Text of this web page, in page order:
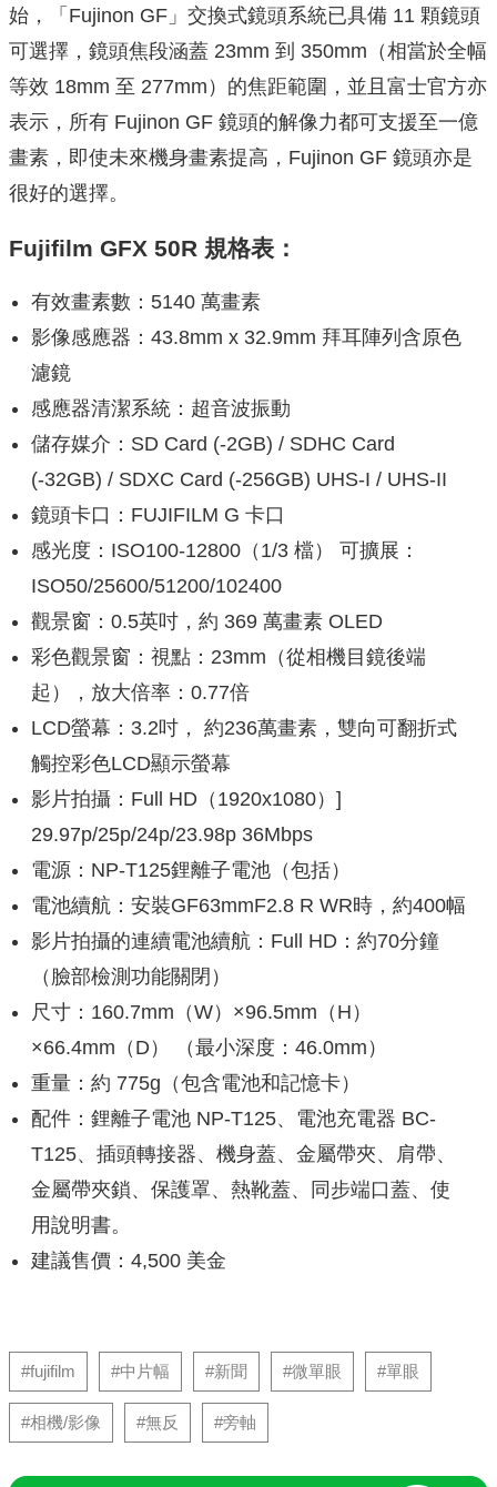
始，「Fujinon GF」交換式鏡頭系統已具備 11 顆鏡頭
可選擇，鏡頭焦段涵蓋 23mm 到 350mm（相當於全幅
等效 18mm 至 277mm）的焦距範圍，並且富士官方亦
表示，所有 Fujinon GF 鏡頭的解像力都可支援至一億
畫素，即使未來機身畫素提高，Fujinon GF 鏡頭亦是
很好的選擇。
Fujifilm GFX 50R 規格表：
有效畫素數：5140 萬畫素
影像感應器：43.8mm x 32.9mm 拜耳陣列含原色
濾鏡
感應器清潔系統：超音波振動
儲存媒介：SD Card (-2GB) / SDHC Card
(-32GB) / SDXC Card (-256GB) UHS-I / UHS-II
鏡頭卡口：FUJIFILM G 卡口
感光度：ISO100-12800（1/3 檔） 可擴展：
ISO50/25600/51200/102400
觀景窗：0.5英吋，約 369 萬畫素 OLED
彩色觀景窗：視點：23mm（從相機目鏡後端
起），放大倍率：0.77倍
LCD螢幕：3.2吋， 約236萬畫素，雙向可翻折式
觸控彩色LCD顯示螢幕
影片拍攝：Full HD（1920x1080）]
29.97p/25p/24p/23.98p 36Mbps
電源：NP-T125鋰離子電池（包括）
電池續航：安裝GF63mmF2.8 R WR時，約400幅
影片拍攝的連續電池續航：Full HD：約70分鐘
（臉部檢測功能關閉）
尺寸：160.7mm（W）×96.5mm（H）
×66.4mm（D） （最小深度：46.0mm）
重量：約 775g（包含電池和記憶卡）
配件：鋰離子電池 NP-T125、電池充電器 BC-
T125、插頭轉接器、機身蓋、金屬帶夾、肩帶、
金屬帶夾鎖、保護罩、熱靴蓋、同步端口蓋、使
用說明書。
建議售價：4,500 美金
#fujifilm #中片幅 #新聞 #微單眼 #單眼
#相機/影像 #無反 #旁軸